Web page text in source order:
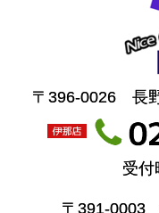
〒396-0026 長
受
〒391-0003